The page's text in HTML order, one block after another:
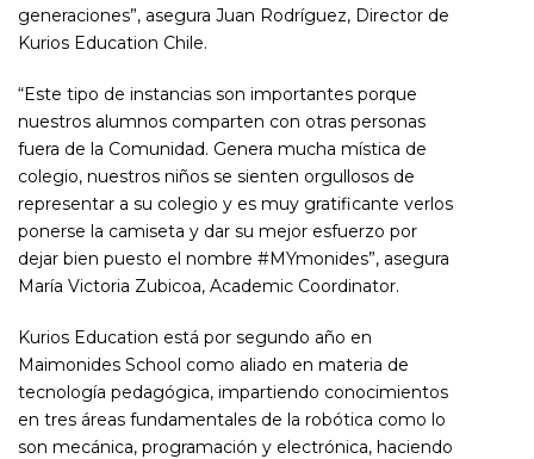
generaciones”, asegura Juan Rodríguez, Director de
Kurios Education Chile.
“Este tipo de instancias son importantes porque
nuestros alumnos comparten con otras personas
fuera de la Comunidad. Genera mucha mística de
colegio, nuestros niños se sienten orgullosos de
representar a su colegio y es muy gratificante verlos
ponerse la camiseta y dar su mejor esfuerzo por
dejar bien puesto el nombre #MYmonides”, asegura
María Victoria Zubicoa, Academic Coordinator.
Kurios Education está por segundo año en
Maimonides School como aliado en materia de
tecnología pedagógica, impartiendo conocimientos
en tres áreas fundamentales de la robótica como lo
son mecánica, programación y electrónica, haciendo